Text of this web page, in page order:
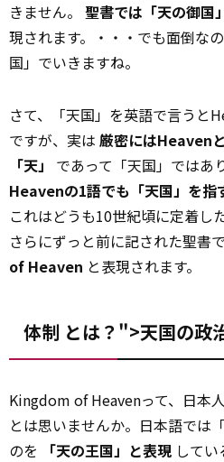
きません。 聖書では「天の御国
現されます。・・・でも面倒な
国」でいきますね。
さて、「天国」を英語で言うと
ですが、実は 厳密にはHeaven
「天」
であって「天国」ではあ
Heavenの1語でも「天国」を指
これはどうも10世紀頃に定着し
さらにずっと前に記された聖書
of Heaven と表現されます。
体制 とは？">天国の政
Kingdom of Heavenって、日本
とは思いませんか。日本語では
のを
「天の王国」と表現 してい